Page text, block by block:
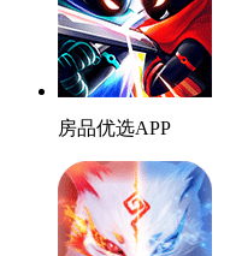
房品优选APP